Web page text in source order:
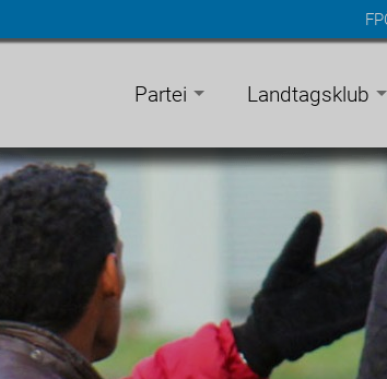
Partei Landtagsklub